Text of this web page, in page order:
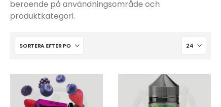
beroende på användningsområde och
produktkategori.
Leverans & frakt